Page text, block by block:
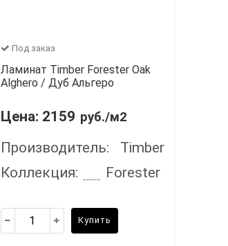
Под заказ
Ламинат Timber Forester Oak
Alghero / Дуб Альгеро
Цена: 2159 руб./м2
Производитель:
Timber
Коллекция:
Forester
Купить